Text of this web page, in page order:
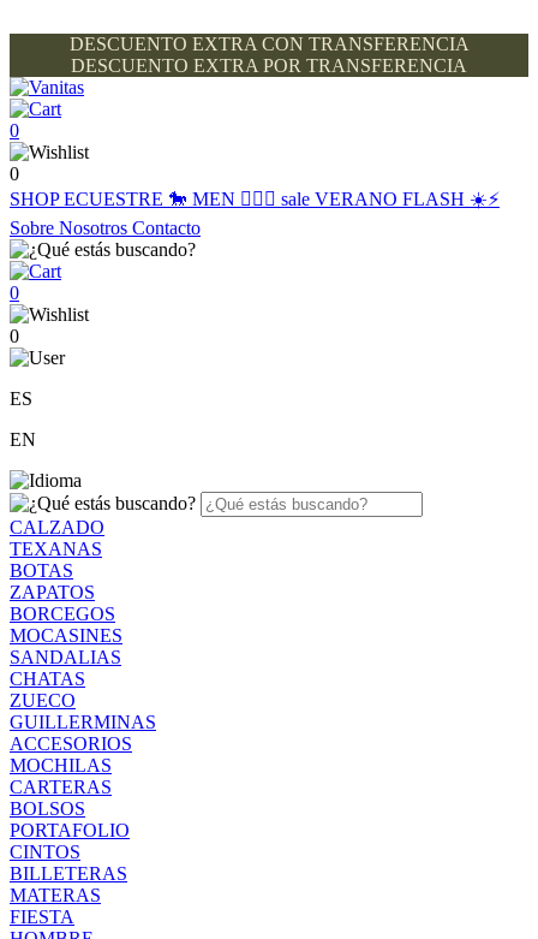
DESCUENTO EXTRA CON TRANSFERENCIA
DESCUENTO EXTRA POR TRANSFERENCIA
0
0
SHOPECUESTRE 🐎 MEN 🙋🏽‍♂️ sale VERANO FLASH ☀️⚡️
Sobre Nosotros Contacto
0
0
ES
EN
CALZADO
TEXANAS
BOTAS
ZAPATOS
BORCEGOS
MOCASINES
SANDALIAS
CHATAS
ZUECO
GUILLERMINAS
ACCESORIOS
MOCHILAS
CARTERAS
BOLSOS
PORTAFOLIO
CINTOS
BILLETERAS
MATERAS
FIESTA